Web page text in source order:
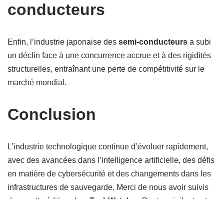
conducteurs
Enfin, l’industrie japonaise des semi-conducteurs a subi
un déclin face à une concurrence accrue et à des rigidités
structurelles, entraînant une perte de compétitivité sur le
marché mondial.
Conclusion
L’industrie technologique continue d’évoluer rapidement,
avec des avancées dans l’intelligence artificielle, des défis
en matière de cybersécurité et des changements dans les
infrastructures de sauvegarde. Merci de nous avoir suivis